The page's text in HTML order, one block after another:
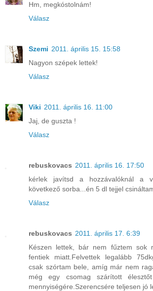
Hm, megkóstolnám!
Válasz
Szemi 2011. április 15. 15:58
Nagyon szépek lettek!
Válasz
Viki 2011. április 16. 11:00
Jaj, de guszta !
Válasz
rebuskovacs 2011. április 16. 17:50
kérlek javítsd a hozzávalóknál a
következő sorba...én 5 dl tejjel
Válasz
rebuskovacs 2011. április 17. 6:39
Készen lettek, bár nem fűztem sok
fentiek miatt.Felvettek legalább
csak szórtam bele, amíg már nem
még egy csomag szárított
mennyiségére.Szerencsére teljesen jó